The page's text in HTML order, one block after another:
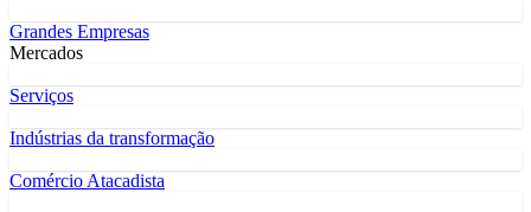
Grandes Empresas
Mercados
Serviços
Indústrias da transformação
Comércio Atacadista